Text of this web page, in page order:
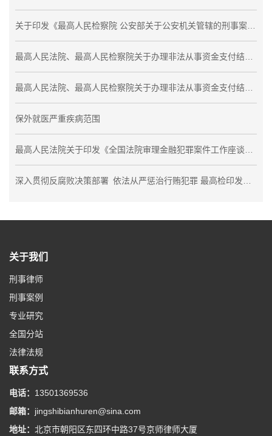
保外就医严重疾病范围
关于我们
刑事律师
刑事案例
专业研究
全国分站
法律法规
联系方式
电话： 13501369536
邮箱： jingshibianhuren@sina.com
地址： 北京市朝阳区东四环中路37号京师律师大厦